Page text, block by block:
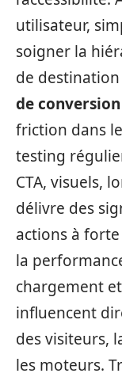
utilisateur,
soigner la
de
de conversion
friction dans
testing
CTA, visuels,
délivre des
actions à
la
chargement
influencent
des visiteurs,
les moteurs.